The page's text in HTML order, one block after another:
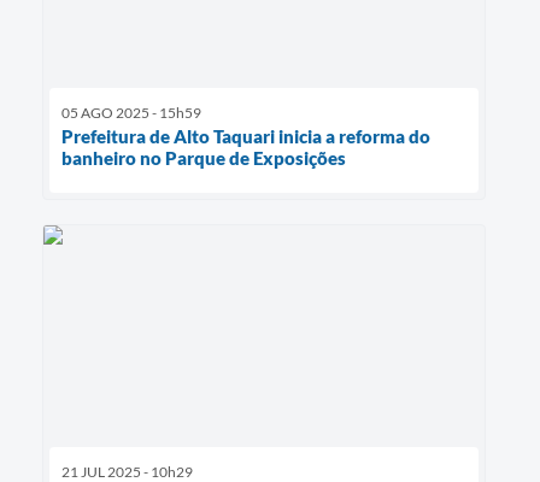
05 AGO 2025 - 15h59
Prefeitura de Alto Taquari inicia a reforma do
banheiro no Parque de Exposições
21 JUL 2025 - 10h29